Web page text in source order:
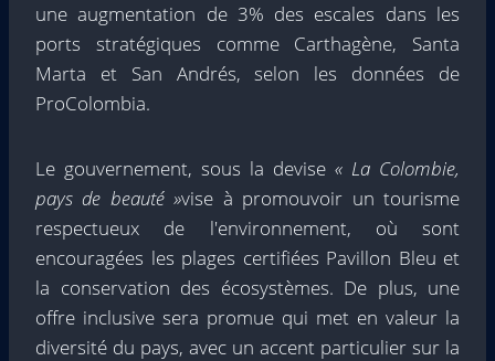
une augmentation de 3% des escales dans les
ports stratégiques comme Carthagène, Santa
Marta et San Andrés, selon les données de
ProColombia.
Le gouvernement, sous la devise « La Colombie,
pays de beauté »vise à promouvoir un tourisme
respectueux de l'environnement, où sont
encouragées les plages certifiées Pavillon Bleu et
la conservation des écosystèmes. De plus, une
offre inclusive sera promue qui met en valeur la
diversité du pays, avec un accent particulier sur la